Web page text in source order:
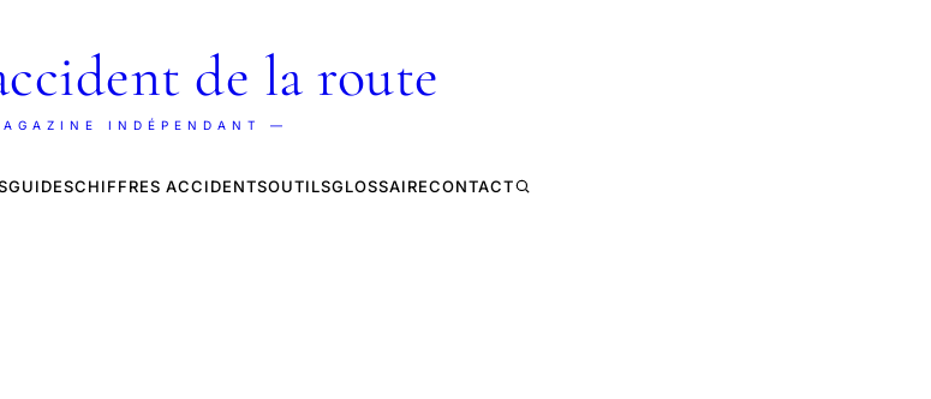
de la route
INDÉPENDANT —
GUIDESCHIFFRES ACCIDENTSOUTILSGLOSSAIRECONTACT